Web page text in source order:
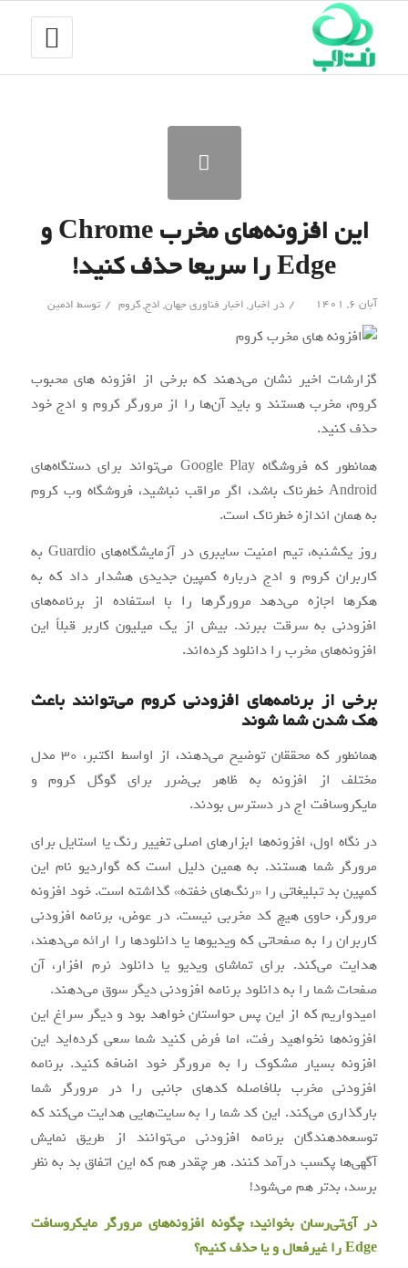
این افزونه‌های مخرب Chrome و
Edge را سریعا حذف کنید!
آبان ۶, ۱۴۰۱ / در اخبار, اخبار فناوری جهان, ادج,کروم / توسط ادمین
گزارشات اخیر نشان می‌دهند که برخی از افزونه های محبوب
کروم، مخرب هستند و باید آن‌ها را از مرورگر کروم و ادج خود
حذف کنید.
همانطور که فروشگاه Google Play می‌تواند برای دستگاه‌های
Android خطرناک باشد، اگر مراقب نباشید، فروشگاه وب کروم
به همان اندازه خطرناک است.
روز یکشنبه، تیم امنیت سایبری در آزمایشگاه‌های Guardio به
کاربران کروم و ادج درباره کمپین جدیدی هشدار داد که به
هکرها اجازه می‌دهد مرورگرها را با استفاده از برنامه‌های
افزودنی به سرقت ببرند. بیش از یک میلیون کاربر قبلاً این
افزونه‌های مخرب را دانلود کرده‌اند.
برخی از برنامه‌های افزودنی کروم می‌توانند باعث
هک شدن شما شوند
همانطور که محققان توضیح می‌دهند، از اواسط اکتبر، 30 مدل
مختلف از افزونه به ظاهر بی‌ضرر برای گوگل کروم و
مایکروسافت اج در دسترس بودند.
در نگاه اول، افزونه‌ها ابزارهای اصلی تغییر رنگ یا استایل برای
مرورگر شما هستند. به همین دلیل است که گواردیو نام این
کمپین بد تبلیغاتی را «رنگ‌های خفته» گذاشته است. خود افزونه
مرورگر، حاوی هیچ کد مخربی نیست. در عوض، برنامه افزودنی
کاربران را به صفحاتی که ویدیوها یا دانلودها را ارائه می‌دهند،
هدایت می‌کند. برای تماشای ویدیو یا دانلود نرم افزار، آن
صفحات شما را به دانلود برنامه افزودنی دیگر سوق می‌دهند.
امیدواریم که از این پس حواستان خواهد بود و دیگر سراغ این
افزونه‌ها نخواهید رفت، اما فرض کنید شما سعی کرده‌اید این
افزونه بسیار مشکوک را به مرورگر خود اضافه کنید. برنامه
افزودنی مخرب بلافاصله کدهای جانبی را در مرورگر شما
بارگذاری می‌کند. این کد شما را به سایت‌هایی هدایت می‌کند که
توسعه‌دهندگان برنامه افزودنی می‌توانند از طریق نمایش
آگهی‌ها پکسب درآمد کنند. هر چقدر هم که این اتفاق بد به نظر
برسد، بدتر هم می‌شود!
در آی‌تی‌رسان بخوانید:چگونه افزونه‌های مرورگر مایکروسافت
Edge را غیرفعال و یا حذف کنیم؟